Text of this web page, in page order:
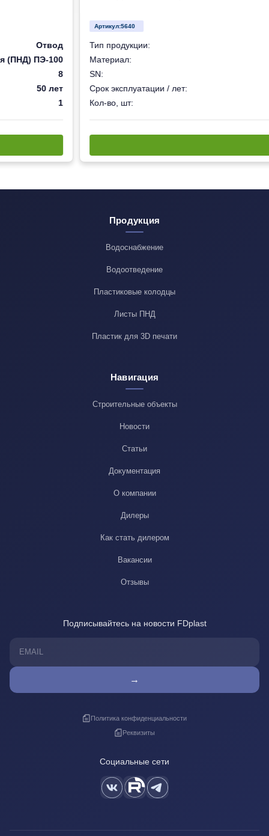
Отвод
(ПНД) ПЭ-100
8
50 лет
1
Артикул:5640
Тип продукции:
Материал:
SN:
Срок эксплуатации / лет:
Кол-во, шт:
Продукция
Водоснабжение
Водоотведение
Пластиковые колодцы
Листы ПНД
Пластик для 3D печати
Навигация
Строительные объекты
Новости
Статьи
Документация
О компании
Дилеры
Как стать дилером
Вакансии
Отзывы
Подписывайтесь на новости FDplast
→
Политика конфиденциальности
Реквизиты
Социальные сети